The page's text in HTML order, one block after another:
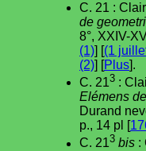
C. 21 :
de
8°, XXIV-
(1)] [(1
(2)] [Plus].
C. 213 :
Elémens
Durand
p., 14 pl [
C. 213 bis :